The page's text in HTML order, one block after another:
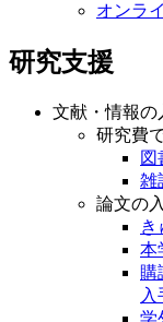
オンラ
研究支援
文献・情報の
研究費
図
雑
論文の
き
本
購